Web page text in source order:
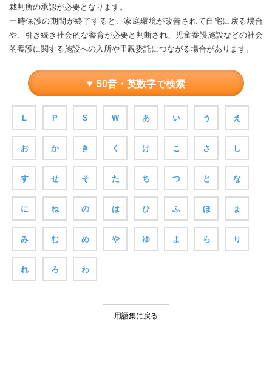
裁判所の承認が必要となります。
一時保護の期間が終了すると、家庭環境が改善されて自宅に戻る場合
や、引き続き社会的な養育が必要と判断され、児童養護施設などの社会
的養護に関する施設への入所や里親委託につながる場合があります。
50音・英数字で検索
L P S W あ い う え
お か き く け こ さ し
す せ そ た ち つ と な
に ね の は ひ ふ ほ ま
み む め や ゆ よ ら り
れ ろ わ
用語集に戻る